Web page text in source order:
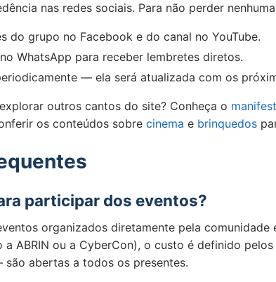
nas redes sociais. Para não perder
do grupo no Facebook e do canal no YouTube.
WhatsApp para receber lembretes diretos.
— ela será atualizada com os
outros cantos do site? Conheça o
os conteúdos sobre cinema e brinquedos
participar dos eventos?
organizados diretamente pela
a ABRIN ou a CyberCon), o custo é definido
abertas a todos os presentes.